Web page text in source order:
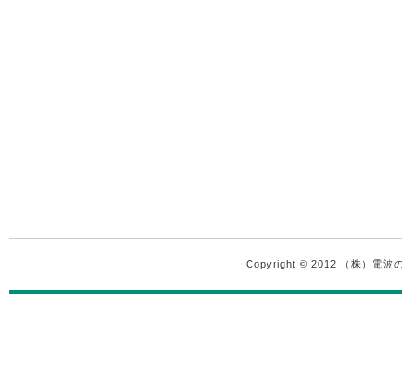
Copyright © 2012 （株）電波